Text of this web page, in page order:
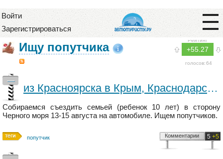
Войти
Зарегистрироваться
Рейтинг
+55.27
голосов: 64
Ищу попутчика
—
из Красноярска в Крым, Краснодарский край, Абхазию
Собираемся съездить семьей (ребенок 10 лет) в сторону
Черного моря 13-15 августа на автомобиле. Ищем попутчиков.
попутчик 5 +5
Комментарии